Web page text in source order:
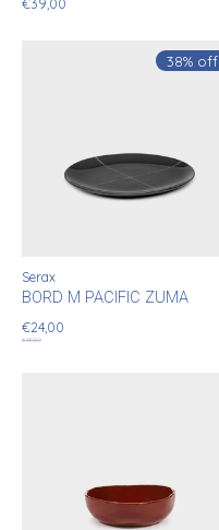
€39,00
38% off
Serax
BORD M PACIFIC ZUMA
€24,00
€38,50